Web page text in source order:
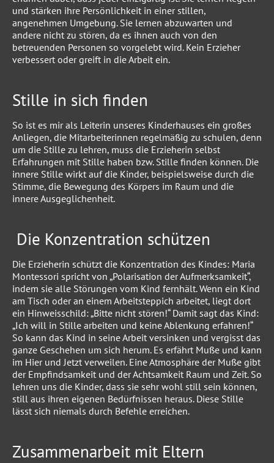
und stärken ihre Persönlichkeit in einer stillen,
angenehmen Umgebung. Sie lernen abzuwarten und
andere nicht zu stören, da es ihnen auch von den
betreuenden Personen so vorgelebt wird. Kein Erzieher
verbessert oder greift in die Arbeit ein.
Stille in sich finden
So ist es mir als Leiterin unseres Kinderhauses ein großes
Anliegen, die Mitarbeiterinnen regelmäßig zu schulen, denn
um die Stille zu lehren, muss die Erzieherin selbst
Erfahrungen mit Stille haben bzw. Stille finden können. Die
innere Stille wirkt auf die Kinder, beispielsweise durch die
Stimme, die Bewegung des Körpers im Raum und die
innere Ausgeglichenheit.
Die Konzentration schützen
Die Erzieherin schützt die Konzentration des Kindes: Maria
Montessori spricht von „Polarisation der Aufmerksamkeit“,
indem sie alle Störungen vom Kind fernhält. Wenn ein Kind
am Tisch oder an einem Arbeitsteppich arbeitet, liegt dort
ein Hinweisschild: „Bitte nicht stören!“ Damit sagt das Kind:
„Ich will in Stille arbeiten und keine Ablenkung erfahren!“
So kann das Kind in seine Arbeit versinken und vergisst das
ganze Geschehen um sich herum. Es erfährt Muße und kann
im Hier und Jetzt verweilen. Eine Atmosphäre der Muße gibt
der Empfindsamkeit und der Achtsamkeit Raum und Zeit. So
lehren uns die Kinder, dass sie sehr wohl still sein können,
still aus ihren eigenen Bedürfnissen heraus. Diese Stille
lässt sich niemals durch Befehle erreichen.
Zusammenarbeit mit Eltern